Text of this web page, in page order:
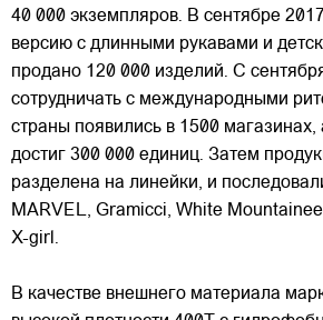
40 000 экземпляров. В сентябре
версию с длинными рукавами и
продано 120 000 изделий. С
сотрудничать с международными
страны появились в 1500
достиг 300 000 единиц. Затем
разделена на линейки, и
MARVEL, Gramicci, White
X-girl.
В качестве внешнего материала